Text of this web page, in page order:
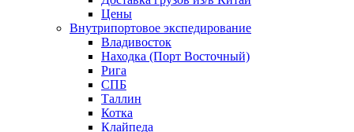
Цены
Внутрипортовое экспедирование
Владивосток
Находка (Порт Восточный)
Рига
СПБ
Таллин
Котка
Клайпеда